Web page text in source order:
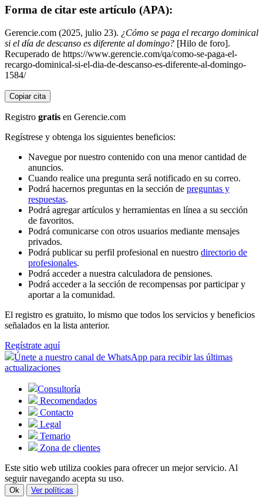
Forma de citar este artículo (APA):
Gerencie.com (2025, julio 23). ¿Cómo se paga el recargo dominical
si el día de descanso es diferente al domingo? [Hilo de foro].
Recuperado de https://www.gerencie.com/qa/como-se-paga-el-
recargo-dominical-si-el-dia-de-descanso-es-diferente-al-domingo-
1584/
Copiar cita
Registro gratis en Gerencie.com
Regístrese y obtenga los siguientes beneficios:
Navegue por nuestro contenido con una menor cantidad de
anuncios.
Cuando realice una pregunta será notificado en su correo.
Podrá hacernos preguntas en la sección de preguntas y
respuestas.
Podrá agregar artículos y herramientas en línea a su sección
de favoritos.
Podrá comunicarse con otros usuarios mediante mensajes
privados.
Podrá publicar su perfil profesional en nuestro directorio de
profesionales.
Podrá acceder a nuestra calculadora de pensiones.
Podrá acceder a la sección de recompensas por participar y
aportar a la comunidad.
El registro es gratuito, lo mismo que todos los servicios y beneficios
señalados en la lista anterior.
Regístrate aquí
Únete a nuestro canal de WhatsApp para recibir las últimas
actualizaciones
Consultoría
Recomendados
Contacto
Legal
Temario
Zona de clientes
Este sitio web utiliza cookies para ofrecer un mejor servicio. Al
seguir navegando acepta su uso.
Ok Ver políticas